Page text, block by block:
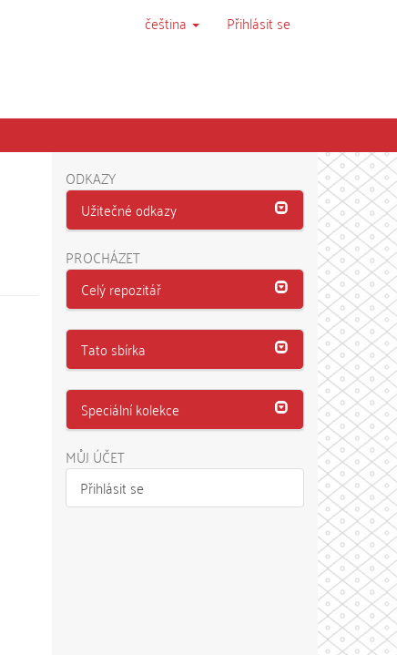
čeština Přihlásit se
ODKAZY
Užitečné odkazy
PROCHÁZET
Celý repozitář
Tato sbírka
Speciální kolekce
MŮJ ÚČET
Přihlásit se